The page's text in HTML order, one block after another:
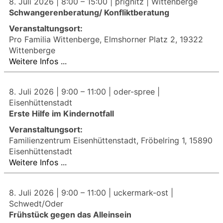
Schwangerenberatung/ Konfliktberatung
Veranstaltungsort:
Pro Familia Wittenberge, Elmshorner Platz 2, 19322
Wittenberge
Weitere Infos ...
8. Juli 2026 | 9:00 – 11:00 | oder-spree |
Eisenhüttenstadt
Erste Hilfe im Kindernotfall
Veranstaltungsort:
Familienzentrum Eisenhüttenstadt, Fröbelring 1, 15890
Eisenhüttenstadt
Weitere Infos ...
8. Juli 2026 | 9:00 – 11:00 | uckermark-ost |
Schwedt/Oder
Frühstück gegen das Alleinsein